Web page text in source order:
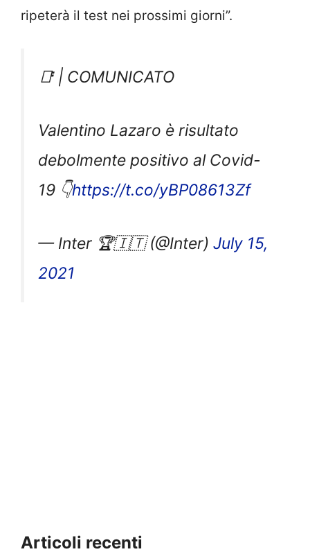
ripeterà il test nei prossimi giorni”.
📑 | COMUNICATO
Valentino Lazaro è risultato
debolmente positivo al Covid-
19 👇https://t.co/yBP08613Zf
— Inter 🏆🇮🇹 (@Inter) July 15,
2021
Articoli recenti